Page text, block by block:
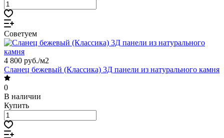
Советуем
4 800 руб./м2
Сланец бежевый (Классика) 3Д панели из натурального камня
0
В наличии
Купить